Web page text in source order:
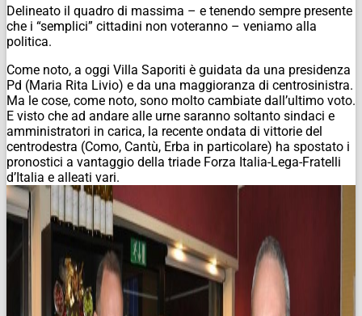
Delineato il quadro di massima – e tenendo sempre presente
che i “semplici” cittadini non voteranno – veniamo alla
politica.
Come noto, a oggi Villa Saporiti è guidata da una presidenza
Pd (Maria Rita Livio) e da una maggioranza di centrosinistra.
Ma le cose, come noto, sono molto cambiate dall’ultimo voto.
E visto che ad andare alle urne saranno soltanto sindaci e
amministratori in carica, la recente ondata di vittorie del
centrodestra (Como, Cantù, Erba in particolare) ha spostato i
pronostici a vantaggio della triade Forza Italia-Lega-Fratelli
d’Italia e alleati vari.